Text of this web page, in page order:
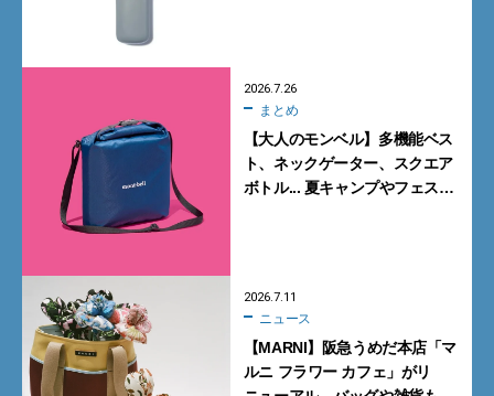
2026.7.26
まとめ
【大人のモンベル】多機能ベス
ト、ネックゲーター、スクエア
ボトル... 夏キャンプやフェスに
2026.7.11
ニュース
【MARNI】阪急うめだ本店「マ
ルニ フラワー カフェ」がリ